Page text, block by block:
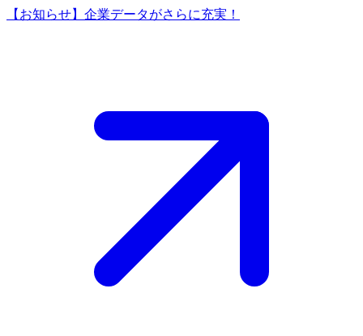
【お知らせ】企業データがさらに充実！